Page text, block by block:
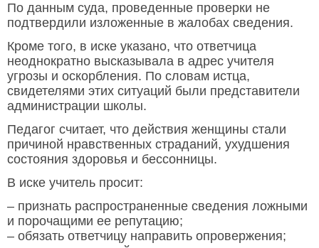
По данным суда, проведенные проверки не
подтвердили изложенные в жалобах сведения.
Кроме того, в иске указано, что ответчица
неоднократно высказывала в адрес учителя
угрозы и оскорбления. По словам истца,
свидетелями этих ситуаций были представители
администрации школы.
Педагог считает, что действия женщины стали
причиной нравственных страданий, ухудшения
состояния здоровья и бессонницы.
В иске учитель просит:
– признать распространенные сведения ложными
и порочащими ее репутацию;
– обязать ответчицу направить опровержения;